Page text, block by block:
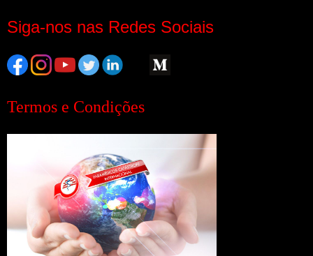
Siga-nos nas Redes Sociais
Termos e Condições